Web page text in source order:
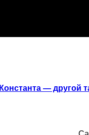
Константа — другой